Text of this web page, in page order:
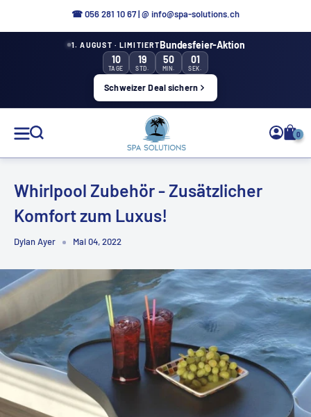
☎ 056 281 10 67|@ info@spa-solutions.ch
1. AUGUST · LIMITIERTBundesfeier-Aktion
10
TAGE
19
STD.
50
MIN.
01
SEK.
Schweizer Deal sichern
Solutions
0
Whirlpool Zubehör - Zusätzlicher
Komfort zum Luxus!
Dylan Ayer Mai 04, 2022